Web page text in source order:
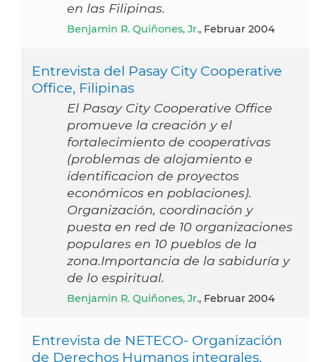
en las Filipinas.
Benjamin R. Quiñones, Jr., Februar 2004
Entrevista del Pasay City Cooperative
Office, Filipinas
El Pasay City Cooperative Office
promueve la creación y el
fortalecimiento de cooperativas
(problemas de alojamiento e
identificacion de proyectos
económicos en poblaciones).
Organización, coordinación y
puesta en red de 10 organizaciones
populares en 10 pueblos de la
zona.Importancia de la sabiduría y
de lo espiritual.
Benjamin R. Quiñones, Jr., Februar 2004
Entrevista de NETECO- Organización
de Derechos Humanos integrales,